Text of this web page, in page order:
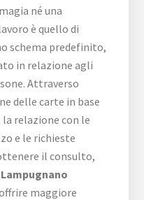
né una
è quello di
schema predefinito,
in relazione agli
Attraverso
delle carte in base
relazione con le
e le richieste
il consulto,
maggiore